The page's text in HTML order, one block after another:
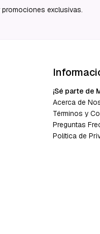
exclusivas.
¡Sé parte de
Acerca de
Términos y
Preguntas
Política de